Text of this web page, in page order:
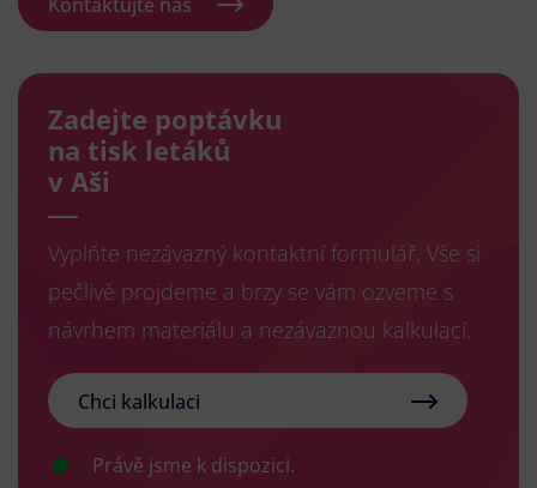
Zadejte poptávku
na tisk letáků
v Aši
Vyplňte nezávazný kontaktní formulář. Vše si
pečlivě projdeme a brzy se vám ozveme s
návrhem materiálu a nezávaznou kalkulací.
Chci kalkulaci
Právě jsme k dispozici.